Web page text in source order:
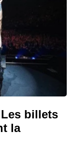
billets
la